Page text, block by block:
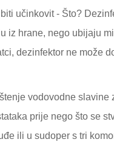
učinkovit- Što?
iz hrane, nego ubijaju
dezinfektor ne može
vodovodne slavine
prije nego što se
ili u sudoper s tri